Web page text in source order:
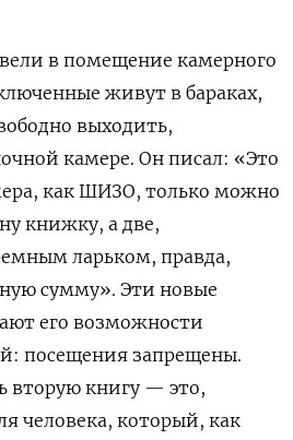
в помещение камерного
живут в бараках,
выходить,
камере. Он писал: «Это
как ШИЗО, только можно
книжку, а две,
ларьком, правда,
сумму». Эти новые
его возможности
посещения запрещены.
вторую книгу — это,
человека, который, как